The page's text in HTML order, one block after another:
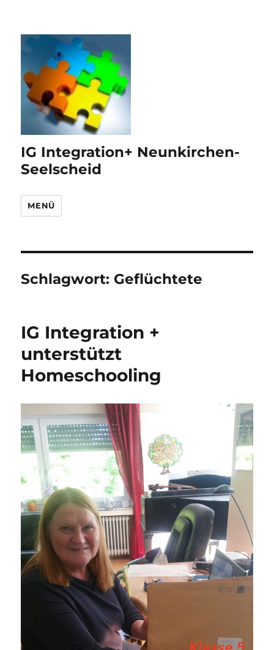
IG Integration+ Neunkirchen-
Seelscheid
MENÜ
Schlagwort: Geflüchtete
IG Integration +
unterstützt
Homeschooling